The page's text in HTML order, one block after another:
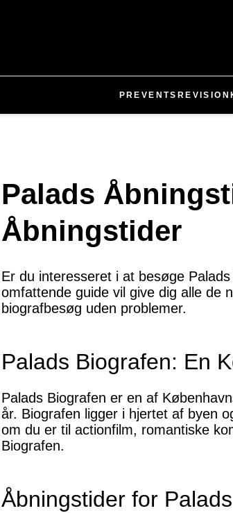
PR EVENTS REVISION
Palads
Åbningstider
Er du interesseret i at besøge
omfattende guide vil give dig alle de
biografbesøg uden problemer.
Palads Biografen: En
Palads Biografen er en af
år. Biografen ligger i hjertet af byen
om du er til actionfilm, romantiske
Biografen.
Åbningstider for